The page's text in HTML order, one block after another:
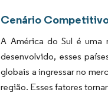
Cenário
A América do Sul é uma
desenvolvido, esses
globais a ingressar no
região. Esses fatores